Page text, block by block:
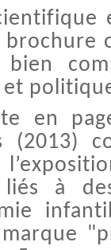
en
(2013)
liés à